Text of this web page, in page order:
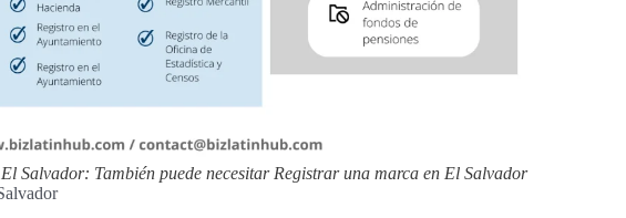
Salvador: También puede necesitar Registrar una marca en El Salvador